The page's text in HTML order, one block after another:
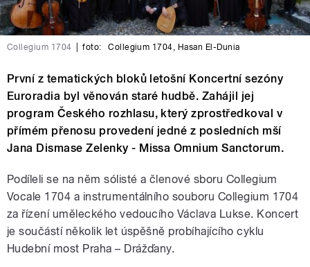
Collegium 1704 foto: Collegium 1704, Hasan El-Dunia
První z tematických bloků letošní Koncertní sezóny
Euroradia byl věnován staré hudbě. Zahájil jej
program Českého rozhlasu, který zprostředkoval v
přímém přenosu provedení jedné z posledních mší
Jana Dismase Zelenky - Missa Omnium Sanctorum.
Podíleli se na něm sólisté a členové sboru Collegium
Vocale 1704 a instrumentálního souboru Collegium 1704
za řízení uměleckého vedoucího Václava Lukse. Koncert
je součástí několik let úspěšně probíhajícího cyklu
Hudební most Praha – Drážďany.